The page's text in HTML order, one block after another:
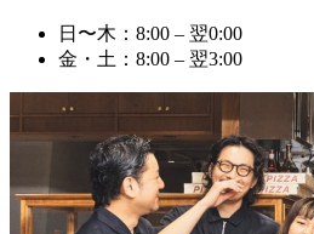
日〜木： 8:00 ‒ 翌0:00
金・土： 8:00 ‒ 翌3:00